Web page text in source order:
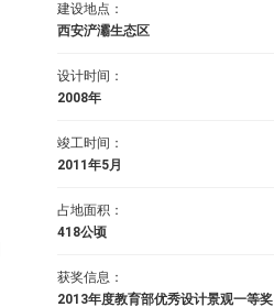
建设地点：
西安浐灞生态区
设计时间：
2008年
竣工时间：
2011年5月
占地面积：
418公顷
获奖信息：
2013年度教育部优秀设计景观一等奖